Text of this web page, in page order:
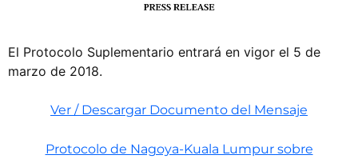
El Protocolo Suplementario entrará en vigor el 5 de
marzo de 2018.
Ver / Descargar Documento del Mensaje
Protocolo de Nagoya-Kuala Lumpur sobre